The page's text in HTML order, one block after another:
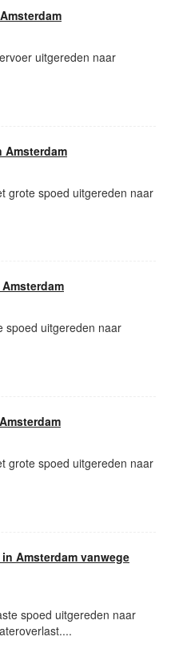
uitgereden naar
Amsterdam
grote spoed uitgereden naar
spoed uitgereden naar
grote spoed uitgereden naar
Amsterdam vanwege
spoed uitgereden naar